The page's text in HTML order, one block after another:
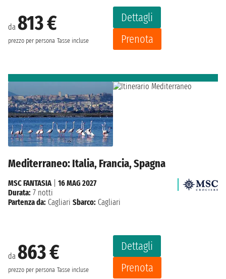
da 813 €
prezzo per persona Tasse incluse
Dettagli
Prenota
Mediterraneo: Italia, Francia, Spagna
da 863 €
prezzo per persona Tasse incluse
Dettagli
Prenota
MSC FANTASIA| 16 MAG 2027
Durata: 7 notti
Partenza da: Cagliari Sbarco: Cagliari